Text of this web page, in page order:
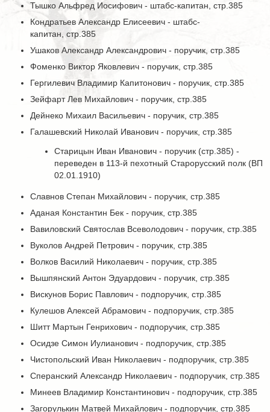
Тышко Альфред Иосифович - штабс-капитан, стр.385
Кондратьев Александр Елисеевич - штабс-
капитан, стр.385
Ушаков Александр Александрович - поручик, стр.385
Фоменко Виктор Яковлевич - поручик, стр.385
Гергилевич Владимир Капитонович - поручик, стр.385
Зейфарт Лев Михайлович - поручик, стр.385
Дейнеко Михаил Васильевич - поручик, стр.385
Галашевский Николай Иванович - поручик, стр.385
Старицын Иван Иванович - поручик (стр.385) -
переведен в 113-й пехотный Старорусский полк (ВП
02.01.1910)
Славнов Степан Михайлович - поручик, стр.385
Аданая Константин Бек - поручик, стр.385
Вавиловский Святослав Всеволодович - поручик, стр.385
Вуколов Андрей Петрович - поручик, стр.385
Волков Василий Николаевич - поручик, стр.385
Вышпянский Антон Эдуардович - поручик, стр.385
Вискунов Борис Павлович - подпоручик, стр.385
Кулешов Алексей Абрамович - подпоручик, стр.385
Шитт Мартын Генрихович - подпоручик, стр.385
Осидзе Симон Иулианович - подпоручик, стр.385
Чистопольский Иван Николаевич - подпоручик, стр.385
Сперанский Александр Николаевич - подпоручик, стр.385
Минеев Владимир Константинович - подпоручик, стр.385
Загорулькин Матвей Михайлович - подпоручик, стр.385